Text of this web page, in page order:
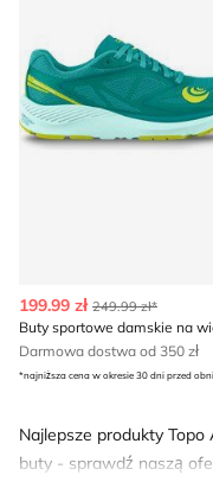
199.99 zł 249.99 zł*
Darmowa dostwa od 350 zł
*najniższa cena w okresie 30 dni przed
Najlepsze produkty
buty - sprawdź naszą